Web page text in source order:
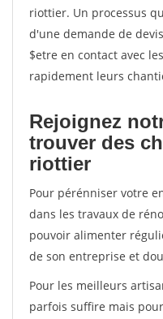
riottier. Un processus
d'une demande de
$etre en contact avec
rapidement leurs
Rejoignez
trouver des
riottier
Pour pérénniser votre
dans les travaux de
pouvoir alimenter
de son entreprise et
Pour les meilleurs
parfois suffire mais